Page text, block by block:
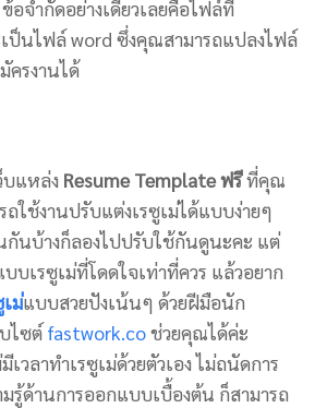
อจำกัดอย่างเดียวเลยคือไฟล์ที่
ป็นไฟล์ word ซึ่งคุณสามารถแปลงไฟล์
ครงานได้
แหล่ง Resume Template ฟรีที่คุณ
ถใช้งานปรับแต่งเรซูเม่ได้แบบง่ายๆ
กันบ้างก็ลองไปปรับใช้กันดูนะคะ แต่
บเรซูเม่ที่โดดใจเท่าที่ควร แล้วอยาก
ม่แบบสวยปังเน้นๆ ด้วยฝีมือนัก
ไซต์fastwork.coช่วยคุณได้ค่ะ
วลาทำเรซูเม่ด้วยตัวเอง ไม่ถนัดการ
รู้ด้านการออกแบบเบื้องต้น ก็สามารถ